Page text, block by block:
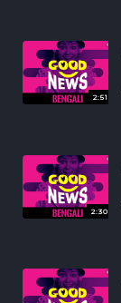
2:51
2:30